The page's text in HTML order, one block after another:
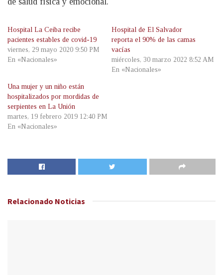
Hospital La Ceiba recibe
pacientes estables de covid-19
viernes, 29 mayo 2020 9:50 PM
En «Nacionales»
Hospital de El Salvador
reporta el 90% de las camas
vacías
miércoles, 30 marzo 2022 8:52 AM
En «Nacionales»
Una mujer y un niño están
hospitalizados por mordidas de
serpientes en La Unión
martes, 19 febrero 2019 12:40 PM
En «Nacionales»
Relacionado Noticias